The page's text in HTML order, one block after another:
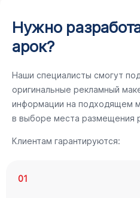
Нужно
арок?
Наши специалисты смогут
оригинальные рекламный
информации на подходящем
в выборе места размещения
Клиентам гарантируются:
01